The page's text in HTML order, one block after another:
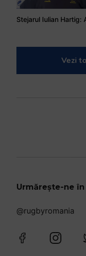
Vezi
Urmărește-ne
@rugbyromania